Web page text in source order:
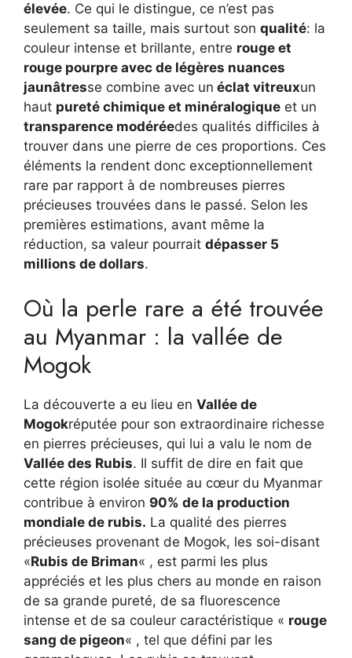
élevée. Ce qui le distingue, ce n’est pas
seulement sa taille, mais surtout son qualité: la
couleur intense et brillante, entre rouge et
rouge pourpre avec de légères nuances
jaunâtresse combine avec un éclat vitreuxun
haut pureté chimique et minéralogique et un
transparence modéréedes qualités difficiles à
trouver dans une pierre de ces proportions. Ces
éléments la rendent donc exceptionnellement
rare par rapport à de nombreuses pierres
précieuses trouvées dans le passé. Selon les
premières estimations, avant même la
réduction, sa valeur pourrait dépasser 5
millions de dollars.
Où la perle rare a été trouvée
au Myanmar : la vallée de
Mogok
La découverte a eu lieu en Vallée de
Mogokréputée pour son extraordinaire richesse
en pierres précieuses, qui lui a valu le nom de
Vallée des Rubis. Il suffit de dire en fait que
cette région isolée située au cœur du Myanmar
contribue à environ 90% de la production
mondiale de rubis. La qualité des pierres
précieuses provenant de Mogok, les soi-disant
«Rubis de Briman« , est parmi les plus
appréciés et les plus chers au monde en raison
de sa grande pureté, de sa fluorescence
intense et de sa couleur caractéristique « rouge
sang de pigeon« , tel que défini par les